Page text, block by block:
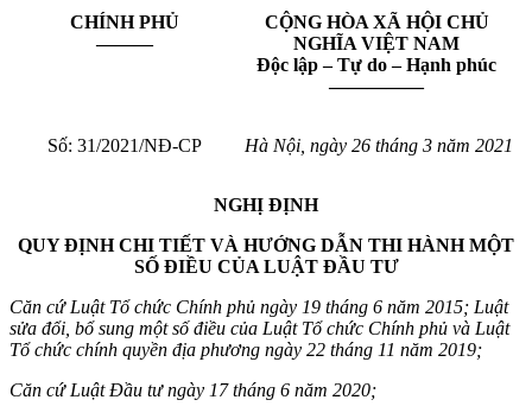
CHÍNH PHỦ
———
CỘNG HÒA XÃ HỘI CHỦ
NGHĨA VIỆT NAM
Độc lập – Tự do – Hạnh phúc
—————
Số: 31/2021/NĐ-CP Hà Nội, ngày 26 tháng 3 năm 2021
NGHỊ ĐỊNH
QUY ĐỊNH CHI TIẾT VÀ HƯỚNG DẪN THI HÀNH MỘT
SỐ ĐIỀU CỦA LUẬT ĐẦU TƯ
Căn cứ Luật Tổ chức Chính phủ ngày 19 tháng 6 năm 2015; Luật
sửa đổi, bổ sung một số điều của Luật Tổ chức Chính phủ và Luật
Tổ chức chính quyền địa phương ngày 22 tháng 11 năm 2019;
Căn cứ Luật Đầu tư ngày 17 tháng 6 năm 2020;